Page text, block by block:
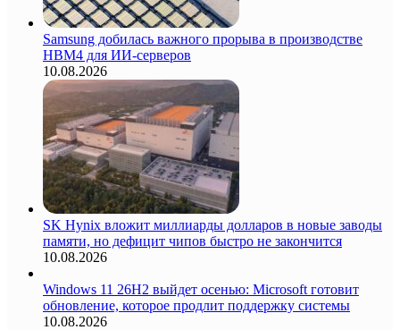
Samsung добилась важного прорыва в производстве
HBM4 для ИИ-серверов
10.08.2026
SK Hynix вложит миллиарды долларов в новые заводы
памяти, но дефицит чипов быстро не закончится
10.08.2026
Windows 11 26H2 выйдет осенью: Microsoft готовит
обновление, которое продлит поддержку системы
10.08.2026